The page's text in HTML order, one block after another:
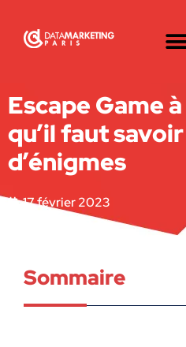
Escape Game
qu’il faut
d’énigmes
17 février 2023
Sommaire